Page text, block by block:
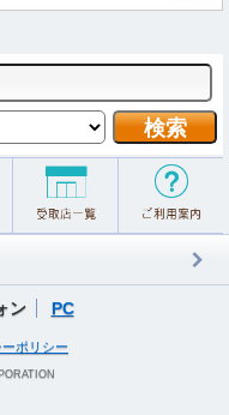
ン PC
ポリシー